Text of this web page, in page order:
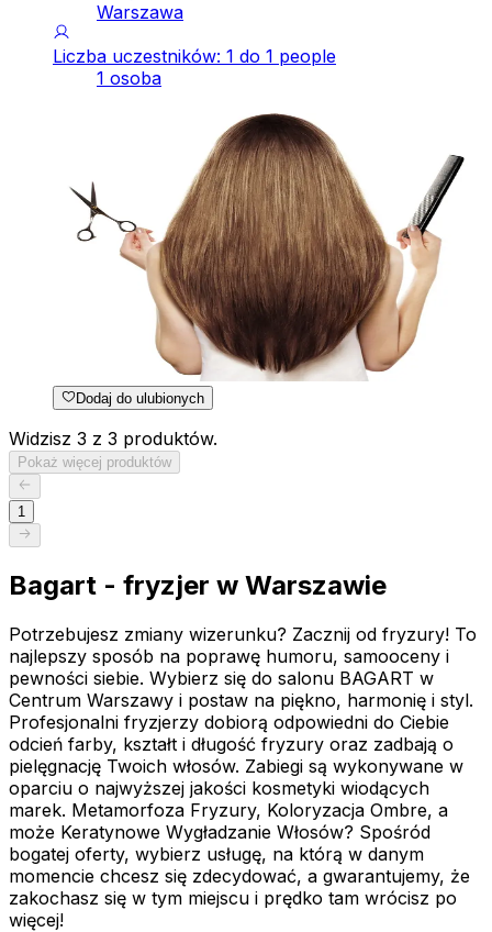
Warszawa
Liczba uczestników: 1 do 1 people
1 osoba
Dodaj do ulubionych
Widzisz 3 z 3 produktów.
Pokaż więcej produktów
1
Bagart - fryzjer w Warszawie
Potrzebujesz zmiany wizerunku? Zacznij od fryzury! To
najlepszy sposób na poprawę humoru, samooceny i
pewności siebie. Wybierz się do salonu BAGART w
Centrum Warszawy i postaw na piękno, harmonię i styl.
Profesjonalni fryzjerzy dobiorą odpowiedni do Ciebie
odcień farby, kształt i długość fryzury oraz zadbają o
pielęgnację Twoich włosów. Zabiegi są wykonywane w
oparciu o najwyższej jakości kosmetyki wiodących
marek. Metamorfoza Fryzury, Koloryzacja Ombre, a
może Keratynowe Wygładzanie Włosów? Spośród
bogatej oferty, wybierz usługę, na którą w danym
momencie chcesz się zdecydować, a gwarantujemy, że
zakochasz się w tym miejscu i prędko tam wrócisz po
więcej!